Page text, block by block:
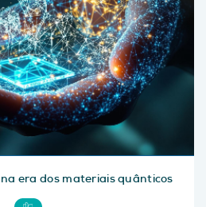
era dos materiais quânticos